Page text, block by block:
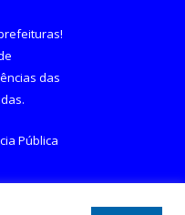
!
das
Pública